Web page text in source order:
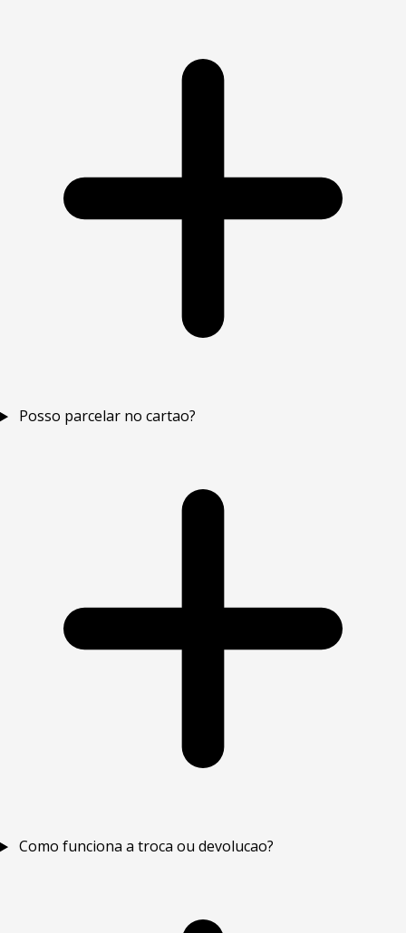
Posso parcelar no cartao?
Como funciona a troca ou devolucao?